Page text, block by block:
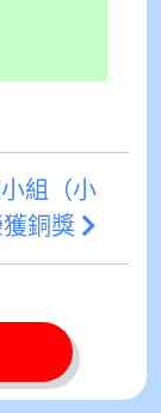
組（小
銅獎